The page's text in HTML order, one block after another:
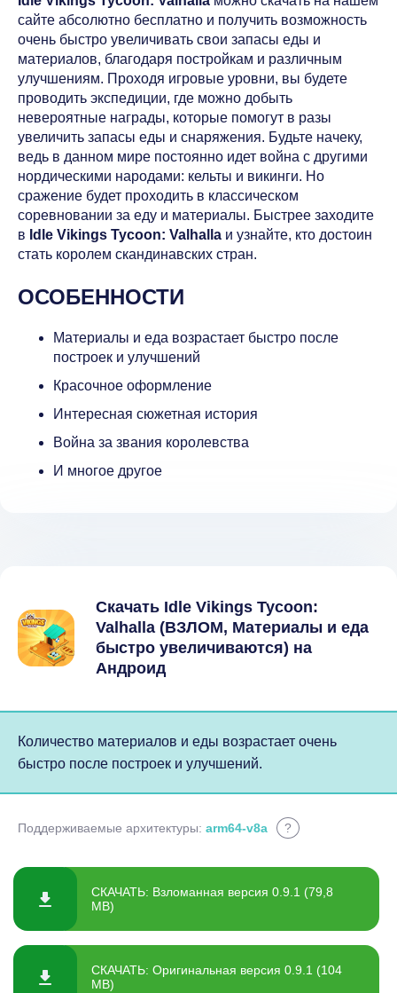
сайте абсолютно бесплатно и получить возможность
очень быстро увеличивать свои запасы еды и
материалов, благодаря постройкам и различным
улучшениям. Проходя игровые уровни, вы будете
проводить экспедиции, где можно добыть
невероятные награды, которые помогут в разы
увеличить запасы еды и снаряжения. Будьте начеку,
ведь в данном мире постоянно идет война с другими
нордическими народами: кельты и викинги. Но
сражение будет проходить в классическом
соревновании за еду и материалы. Быстрее заходите
в Idle Vikings Tycoon: Valhalla и узнайте, кто достоин
стать королем скандинавских стран.
ОСОБЕННОСТИ
Материалы и еда возрастает быстро после
построек и улучшений
Красочное оформление
Интересная сюжетная история
Война за звания королевства
И многое другое
Скачать Idle Vikings Tycoon:
Valhalla (ВЗЛОМ, Материалы и еда
быстро увеличиваются) на
Андроид
Количество материалов и еды возрастает очень
быстро после построек и улучшений.
Поддерживаемые архитектуры: arm64-v8a ?
СКАЧАТЬ: Взломанная версия 0.9.1 (79,8
MB)
СКАЧАТЬ: Оригинальная версия 0.9.1 (104
MB)